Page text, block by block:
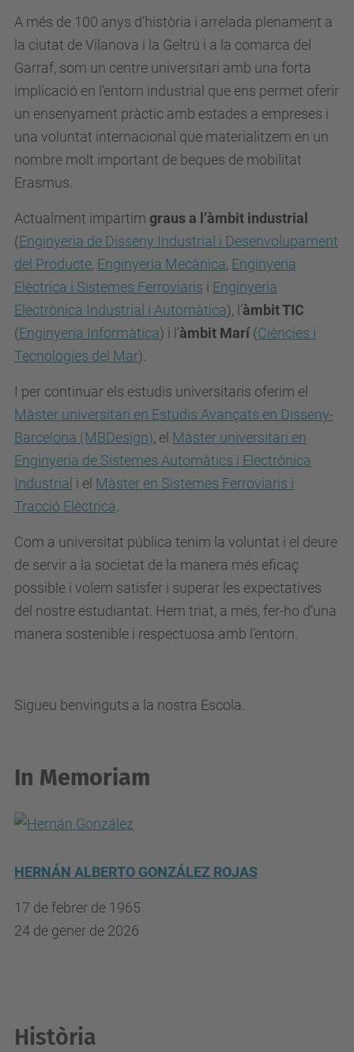
A més de 100 anys d’història i arrelada plenament a
la ciutat de Vilanova i la Geltrú i a la comarca del
Garraf, som un centre universitari amb una forta
implicació en l’entorn industrial que ens permet oferir
un ensenyament pràctic amb estades a empreses i
una voluntat internacional que materialitzem en un
nombre molt important de beques de mobilitat
Erasmus.
Actualment impartim graus a l’àmbit industrial
(Enginyeria de Disseny Industrial i Desenvolupament
del Producte, Enginyeria Mecànica, Enginyeria
Elèctrica i Sistemes Ferroviaris i Enginyeria
Electrònica Industrial i Automàtica), l’àmbit TIC
(Enginyeria Informàtica) i l'àmbit Marí (Ciències i
Tecnologies del Mar).
I per continuar els estudis universitaris oferim el
Màster universitari en Estudis Avançats en Disseny-
Barcelona (MBDesign), el Màster universitari en
Enginyeria de Sistemes Automàtics i Electrònica
Industrial i el Màster en Sistemes Ferroviaris i
Tracció Elèctrica
Com a universitat pública tenim la voluntat i el deure
de servir a la societat de la manera més eficaç
possible i volem satisfer i superar les expectatives
del nostre estudiantat. Hem triat, a més, fer-ho d’una
manera sostenible i respectuosa amb l’entorn.
Sigueu benvinguts a la nostra Escola.
In Memoriam
HERNÁN ALBERTO GONZÁLEZ ROJAS
17 de febrer de 1965
24 de gener de 2026
Història